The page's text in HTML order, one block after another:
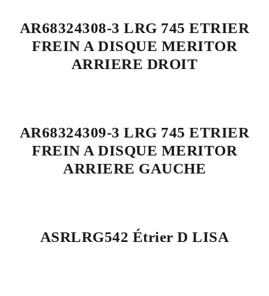
AR68324308-3 LRG 745 ETRIER
FREIN A DISQUE MERITOR
ARRIERE DROIT
AR68324309-3 LRG 745 ETRIER
FREIN A DISQUE MERITOR
ARRIERE GAUCHE
ASRLRG542 Étrier D LISA